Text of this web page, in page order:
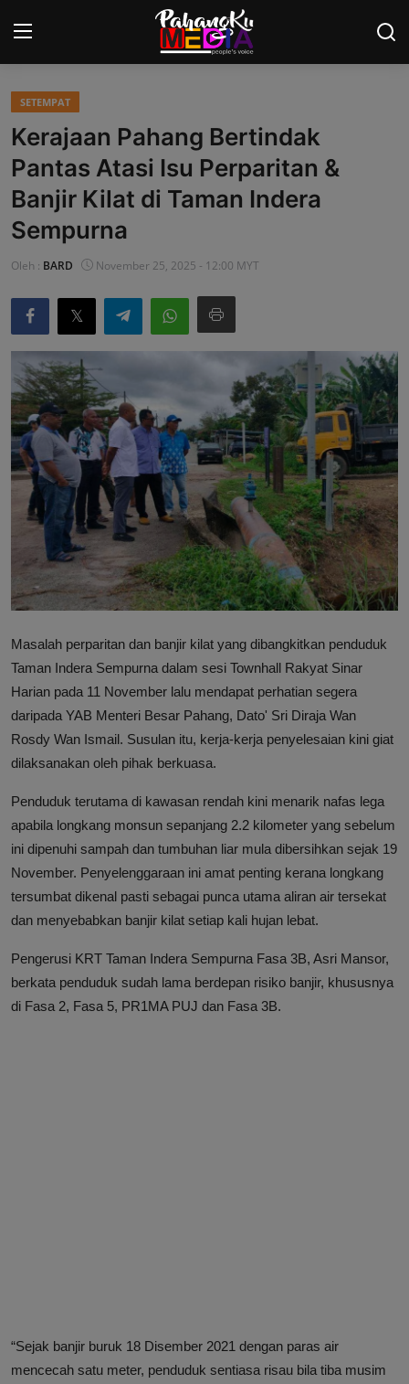
Laman Utama
Nasional
Politik
Gaya Hidup
Sukan
Dunia
AOK Tahu Tak!
Hubungi Kami
SETEMPAT
Kerajaan Pahang Bertindak
Pantas Atasi Isu Perparitan &
Banjir Kilat di Taman Indera
Sempurna
Oleh : BARD November 25, 2025 - 12:00 MYT
Masalah perparitan dan banjir kilat yang dibangkitkan penduduk
Taman Indera Sempurna dalam sesi Townhall Rakyat Sinar
Harian pada 11 November lalu mendapat perhatian segera
daripada YAB Menteri Besar Pahang, Dato' Sri Diraja Wan
Rosdy Wan Ismail. Susulan itu, kerja-kerja penyelesaian kini giat
dilaksanakan oleh pihak berkuasa.
Penduduk terutama di kawasan rendah kini menarik nafas lega
apabila longkang monsun sepanjang 2.2 kilometer yang sebelum
ini dipenuhi sampah dan tumbuhan liar mula dibersihkan sejak 19
November. Penyelenggaraan ini amat penting kerana longkang
tersumbat dikenal pasti sebagai punca utama aliran air tersekat
dan menyebabkan banjir kilat setiap kali hujan lebat.
Pengerusi KRT Taman Indera Sempurna Fasa 3B, Asri Mansor,
berkata penduduk sudah lama berdepan risiko banjir, khususnya
di Fasa 2, Fasa 5, PR1MA PUJ dan Fasa 3B.
“Sejak banjir buruk 18 Disember 2021 dengan paras air
mencecah satu meter, penduduk sentiasa risau bila tiba musim